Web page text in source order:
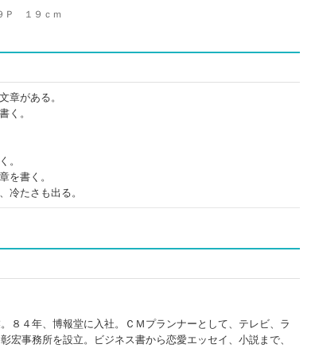
Ｐ １９ｃｍ
章がある。
く。
。
を書く。
たさも出る。
８４年、博報堂に入社。ＣＭプランナーとして、テレビ、ラ
事務所を設立。ビジネス書から恋愛エッセイ、小説まで、